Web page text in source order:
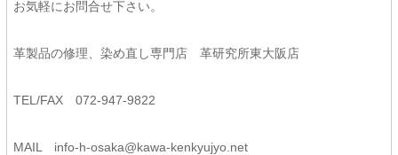
お気軽にお問合せ下さい。
革製品の修理、染め直し専門店 革研究所東大阪店
TEL/FAX 072-947-9822
MAIL info-h-osaka@kawa-kenkyujyo. net